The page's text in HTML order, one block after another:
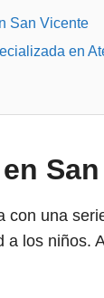
San Vicente
en
con una
a los niños.